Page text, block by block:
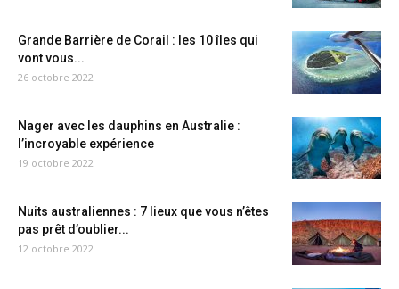
Grande Barrière de Corail : les 10 îles qui
vont vous...
26 octobre 2022
Nager avec les dauphins en Australie :
l’incroyable expérience
19 octobre 2022
Nuits australiennes : 7 lieux que vous n’êtes
pas prêt d’oublier...
12 octobre 2022